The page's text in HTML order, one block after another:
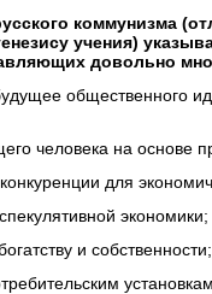
коммунизма
учения)
довольно
общественного
человека на основе
для
экономики;
и собственности;